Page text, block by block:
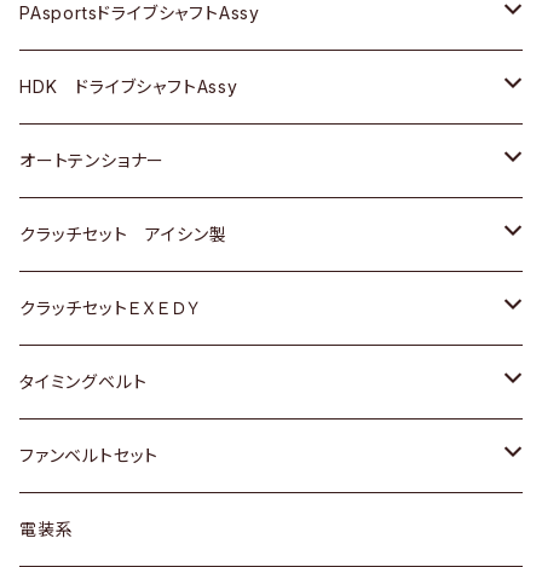
スバル
ＢＥＮＺ
スバル
三菱
スバル
マツダ
三菱
スバル
ダイハツ
マツダ
三菱
スバル
ダイハツ
マツダ
三菱
スバル
スズキ
日産
いすゞ
ダイハツ
マツダ
三菱
スバル
日野
ＢＥＮＺ
ＢＭＷ
GOLF
ＷＡＧＥＮ
アストロ（シボレー）
クライスラー
ＢＥＮＺ
ＢＭＷ
ＷＡＧＥＮ
ＶＯＬＶＯ
PAsportsドライブシャフトAssy
トヨタ
ホンダ
スズキ
日産
ダイハツ
マツダ
三菱
HDK ドライブシャフトAssy
スズキ
ダイハツ
日産
ホンダ
マツダ
オートテンショナー
トヨタ
クラッチセット アイシン製
ホンダ
スズキ
ダイハツ
マツダ
クラッチセットＥＸＥＤＹ
ホンダ
スズキ
日産
タイミングベルト
トヨタ
スズキ
ファンベルトセット
トヨタ
電装系